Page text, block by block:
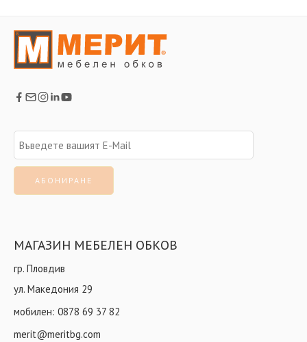
МАГАЗИН МЕБЕЛЕН ОБКОВ
гр. Пловдив
ул. Македония 29
мобилен: 0878 69 37 82
merit@meritbg.com